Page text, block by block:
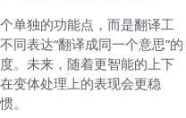
单独的功能点，而是翻译工
同表达“翻译成同一个意思”的
。未来，随着更智能的上下
变体处理上的表现会更稳
。